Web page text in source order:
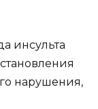
инсульта
нарушения,